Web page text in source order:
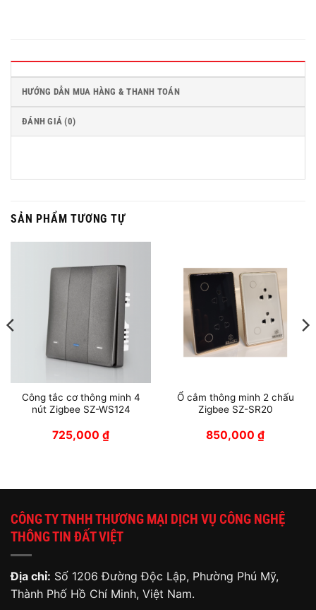
HƯỚNG DẪN MUA HÀNG & THANH TOÁN
ĐÁNH GIÁ (0)
SẢN PHẨM TƯƠNG TỰ
Công tắc cơ thông minh 4
nút Zigbee SZ-WS124
725,000 ₫
Ổ cắm thông minh 2 chấu
Zigbee SZ-SR20
850,000 ₫
CÔNG TY TNHH THƯƠNG MẠI DỊCH VỤ CÔNG NGHỆ
THÔNG TIN ĐẤT VIỆT
Địa chỉ: Số 1206 Đường Độc Lập, Phường Phú Mỹ,
Thành Phố Hồ Chí Minh, Việt Nam.